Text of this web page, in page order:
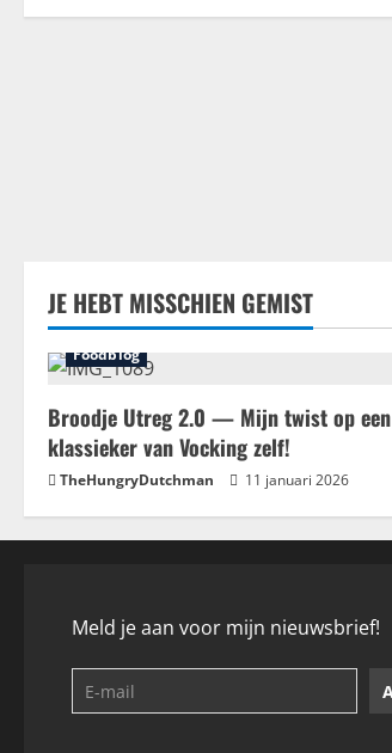
JE HEBT MISSCHIEN GEMIST
Foodblog
Broodje Utreg 2.0 — Mijn twist op een
klassieker van Vocking zelf!
TheHungryDutchman 11 januari 2026
Meld je aan voor mijn nieuwsbrief!